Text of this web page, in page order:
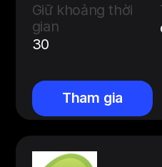
Giữ khoảng thời
gian
30
Tham gia